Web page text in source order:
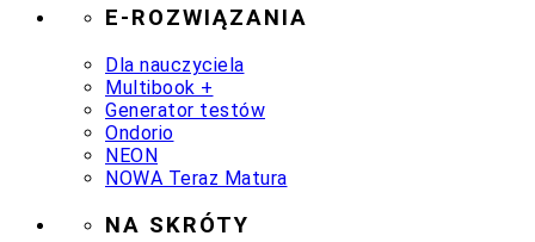
E-ROZWIĄZANIA
Dla nauczyciela
Multibook +
Generator testów
Ondorio
NEON
NOWA Teraz Matura
NA SKRÓTY